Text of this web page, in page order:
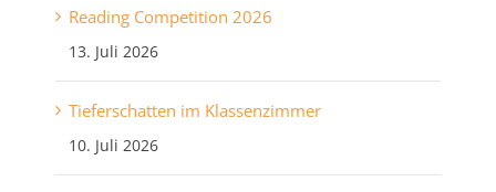
Reading Competition 2026
13. Juli 2026
Tieferschatten im Klassenzimmer
10. Juli 2026